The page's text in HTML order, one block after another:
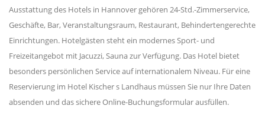
Ausstattung des Hotels in Hannover gehören 24-Std.-Zimmerservice,
Geschäfte, Bar, Veranstaltungsraum, Restaurant, Behindertengerechte
Einrichtungen. Hotelgästen steht ein modernes Sport- und
Freizeitangebot mit Jacuzzi, Sauna zur Verfügung. Das Hotel bietet
besonders persönlichen Service auf internationalem Niveau. Für eine
Reservierung im Hotel Kischer s Landhaus müssen Sie nur Ihre Daten
absenden und das sichere Online-Buchungsformular ausfüllen.